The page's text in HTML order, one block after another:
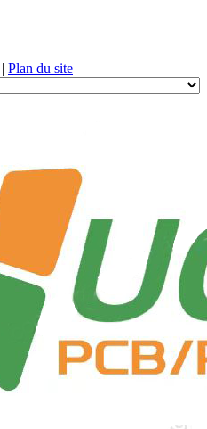
| Plan du site